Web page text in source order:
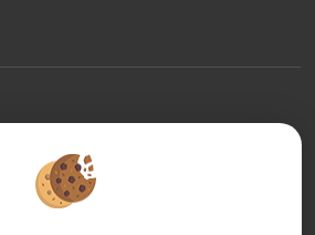
smartphone, our site automatically adapts
to different types of screens